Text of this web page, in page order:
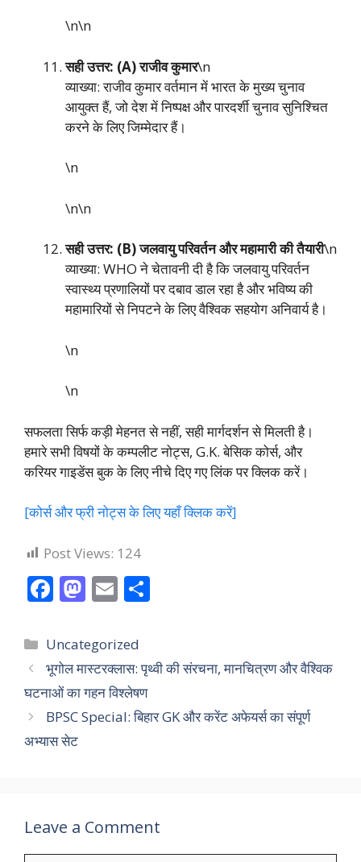
\n\n
सही उत्तर: (A) राजीव कुमार\n
व्याख्या: राजीव कुमार वर्तमान में भारत के मुख्य चुनाव
आयुक्त हैं, जो देश में निष्पक्ष और पारदर्शी चुनाव सुनिश्चित
करने के लिए जिम्मेदार हैं।
\n
\n\n
सही उत्तर: (B) जलवायु परिवर्तन और महामारी की तैयारी\n
व्याख्या: WHO ने चेतावनी दी है कि जलवायु परिवर्तन
स्वास्थ्य प्रणालियों पर दबाव डाल रहा है और भविष्य की
महामारियों से निपटने के लिए वैश्विक सहयोग अनिवार्य है।
\n
\n
सफलता सिर्फ कड़ी मेहनत से नहीं, सही मार्गदर्शन से मिलती है।
हमारे सभी विषयों के कम्पलीट नोट्स, G.K. बेसिक कोर्स, और
करियर गाइडेंस बुक के लिए नीचे दिए गए लिंक पर क्लिक करें।
[कोर्स और फ्री नोट्स के लिए यहाँ क्लिक करें]
Post Views: 124
F
e
b
o
o
k
M
to
d
o
n
E
ai
l e
Categories
Uncategorized
भूगोल मास्टरक्लास: पृथ्वी की संरचना, मानचित्रण और वैश्विक
घटनाओं का गहन विश्लेषण
BPSC Special: बिहार GK और करेंट अफेयर्स का संपूर्ण
अभ्यास सेट
Leave a Comment